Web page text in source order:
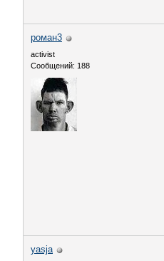
роман3
activist
Сообщений: 188
yasja